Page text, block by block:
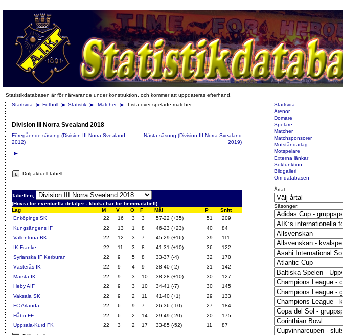
Statistikdatabasen är för närvarande under konstruktion, och kommer att uppdateras efterhand.
Startsida
Fotboll Statistik Matcher Lista över spelade matcher
Division III Norra Svealand 2018
Föregående säsong (Division III Norra Svealand
2012)
Nästa säsong (Division III Norra Svealand
2019)
Dölj aktuell tabell
Tabellen,
(Hovra för eventuella detaljer - klicka här för hemmatabell)
Lag
M V O F Mål P
Snitt
Enköpings SK
22 16 3 3 57-22 (+35) 51
209
Kungsängens IF
22 13 1 8 46-23 (+23) 40
84
Vallentuna BK
22 12 3 7 45-29 (+16) 39
111
IK Franke
22 11 3 8 41-31 (+10) 36
122
Syrianska IF Kerburan
22 9 5 8 33-37 (-4) 32
170
Västerås IK
22 9 4 9 38-40 (-2) 31
142
Märsta IK
22 9 3 10 38-28 (+10) 30
127
Heby AIF
22 9 3 10 34-41 (-7) 30
145
Vaksala SK
22 9 2 11 41-40 (+1) 29
133
FC Arlanda
22 6 9 7 26-36 (-10) 27
184
Håbo FF
22 6 2 14 29-49 (-20) 20
175
Uppsala-Kurd FK
22 3 2 17 33-85 (-52) 11
87
Startsida
Arenor
Domare
Spelare
Matcher
Matchsponsorer
Motståndarlag
Motspelare
Externa länkar
Sökfunktion
Bildgalleri
Om databasen
Årtal:
Säsonger: